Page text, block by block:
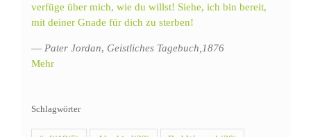
verfüge über mich, wie du willst! Siehe, ich bin bereit,
mit deiner Gnade für dich zu sterben!
— Pater Jordan, Geistliches Tagebuch,1876
Mehr
Schlagwörter